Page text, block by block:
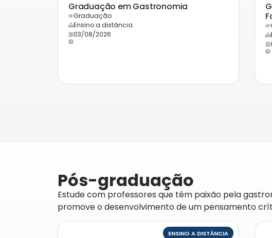
Graduação em Gastronomia
Graduação
Ensino a distância
03/08/2026
Pós-graduação
Estude com professores que têm paixão pela
promove o desenvolvimento de um pensamento
ENSINO A DISTÂNCIA